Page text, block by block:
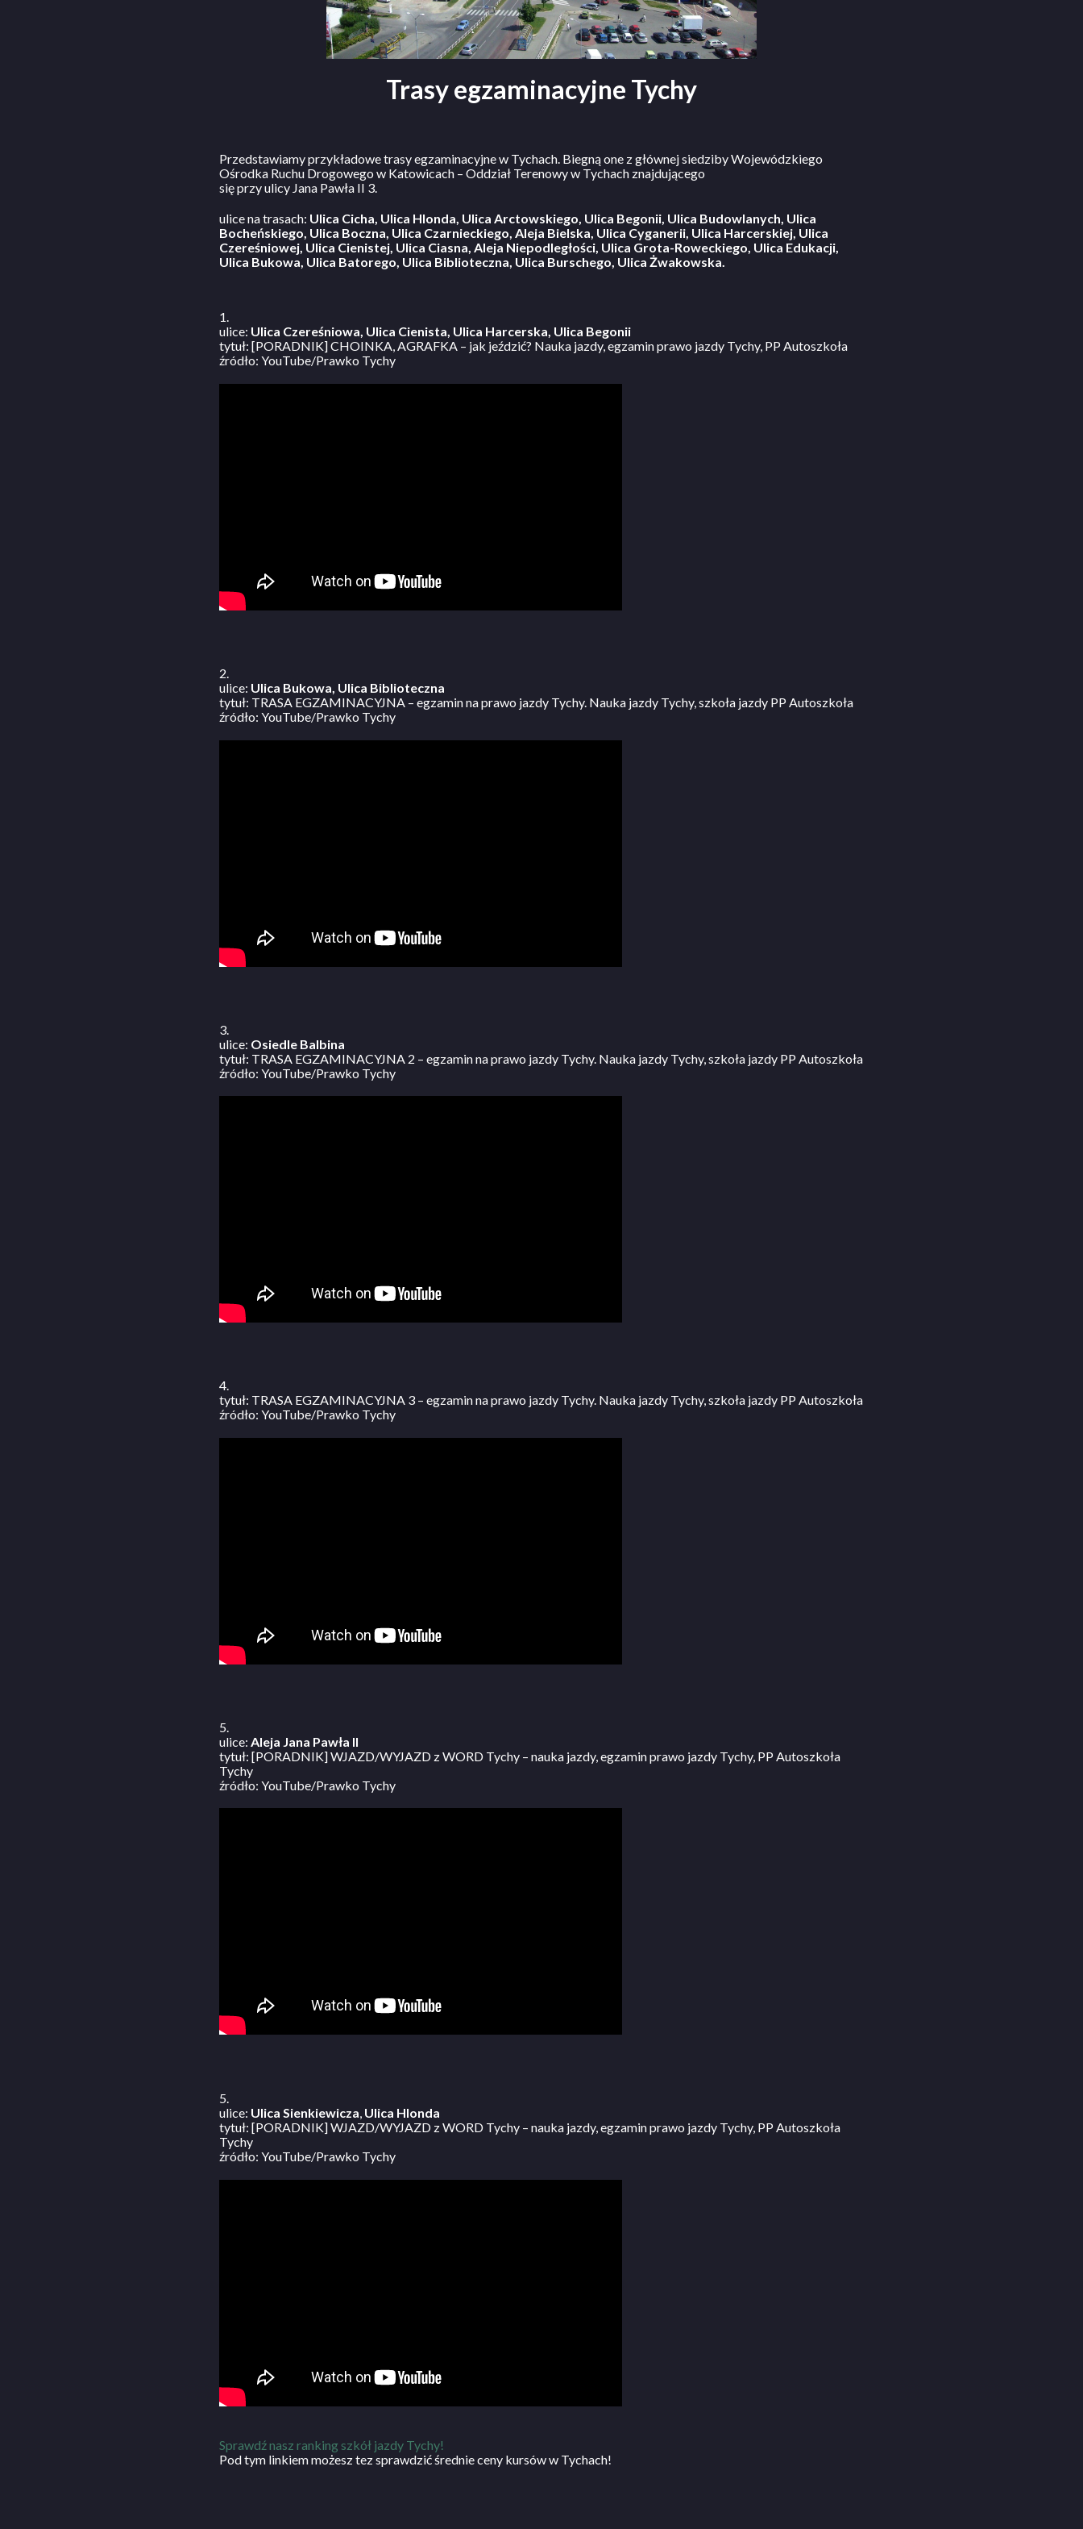
Trasy egzaminacyjne Tychy
Przedstawiamy przykładowe trasy egzaminacyjne w Tychach. Biegną one z głównej siedziby Wojewódzkiego
Ośrodka Ruchu Drogowego w Katowicach – Oddział Terenowy w Tychach znajdującego
się przy ulicy Jana Pawła II 3.
ulice na trasach: Ulica Cicha, Ulica Hlonda, Ulica Arctowskiego, Ulica Begonii, Ulica Budowlanych, Ulica
Bocheńskiego, Ulica Boczna, Ulica Czarnieckiego, Aleja Bielska, Ulica Cyganerii, Ulica Harcerskiej, Ulica
Czereśniowej, Ulica Cienistej, Ulica Ciasna, Aleja Niepodległości, Ulica Grota-Roweckiego, Ulica Edukacji,
Ulica Bukowa, Ulica Batorego, Ulica Biblioteczna, Ulica Burschego, Ulica Żwakowska.
1.
ulice: Ulica Czereśniowa, Ulica Cienista, Ulica Harcerska, Ulica Begonii
tytuł: [PORADNIK] CHOINKA, AGRAFKA – jak jeździć? Nauka jazdy, egzamin prawo jazdy Tychy, PP Autoszkoła
źródło: YouTube/Prawko Tychy
2.
ulice: Ulica Bukowa, Ulica Biblioteczna
tytuł: TRASA EGZAMINACYJNA – egzamin na prawo jazdy Tychy. Nauka jazdy Tychy, szkoła jazdy PP Autoszkoła
źródło: YouTube/Prawko Tychy
3.
ulice: Osiedle Balbina
tytuł: TRASA EGZAMINACYJNA 2 – egzamin na prawo jazdy Tychy. Nauka jazdy Tychy, szkoła jazdy PP Autoszkoła
źródło: YouTube/Prawko Tychy
4.
tytuł: TRASA EGZAMINACYJNA 3 – egzamin na prawo jazdy Tychy. Nauka jazdy Tychy, szkoła jazdy PP Autoszkoła
źródło: YouTube/Prawko Tychy
5.
ulice: Aleja Jana Pawła II
tytuł: [PORADNIK] WJAZD/WYJAZD z WORD Tychy – nauka jazdy, egzamin prawo jazdy Tychy, PP Autoszkoła
Tychy
źródło: YouTube/Prawko Tychy
5.
ulice: Ulica Sienkiewicza, Ulica Hlonda
tytuł: [PORADNIK] WJAZD/WYJAZD z WORD Tychy – nauka jazdy, egzamin prawo jazdy Tychy, PP Autoszkoła
Tychy
źródło: YouTube/Prawko Tychy
Sprawdź nasz ranking szkół jazdy Tychy!
Pod tym linkiem możesz tez sprawdzić średnie ceny kursów w Tychach!